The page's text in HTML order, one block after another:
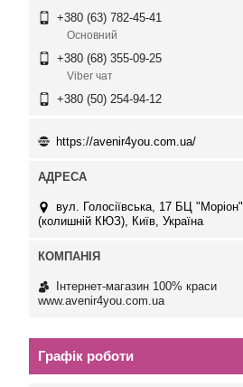
+380 (63) 782-45-41
Основний
+380 (68) 355-09-25
Viber чат
+380 (50) 254-94-12
https://avenir4you.com.ua/
вул. Голосіївська, 17 БЦ "Моріон"
(колишній КЮЗ), Київ, Україна
Інтернет-магазин 100% краси
www.avenir4you.com.ua
Графік роботи